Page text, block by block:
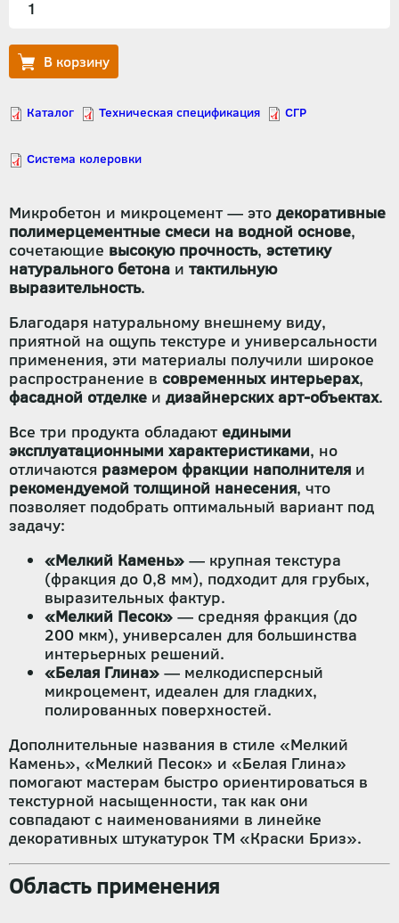
Микробетон и микроцемент — это декоративные
полимерцементные смеси на водной основе,
сочетающие высокую прочность, эстетику
натурального бетона и тактильную
выразительность.
Благодаря натуральному внешнему виду,
приятной на ощупь текстуре и универсальности
применения, эти материалы получили широкое
распространение в современных интерьерах,
фасадной отделке и дизайнерских арт-объектах.
Все три продукта обладают едиными
эксплуатационными характеристиками, но
отличаются размером фракции наполнителя и
рекомендуемой толщиной нанесения, что
позволяет подобрать оптимальный вариант под
задачу:
«Мелкий Камень» — крупная текстура
(фракция до 0,8 мм), подходит для грубых,
выразительных фактур.
«Мелкий Песок» — средняя фракция (до
200 мкм), универсален для большинства
интерьерных решений.
«Белая Глина» — мелкодисперсный
микроцемент, идеален для гладких,
полированных поверхностей.
Дополнительные названия в стиле «Мелкий
Камень», «Мелкий Песок» и «Белая Глина»
помогают мастерам быстро ориентироваться в
текстурной насыщенности, так как они
совпадают с наименованиями в линейке
декоративных штукатурок ТМ «Краски Бриз».
Область применения